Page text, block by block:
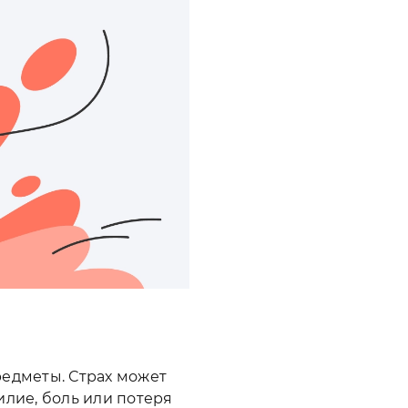
Страх может
боль или потеря